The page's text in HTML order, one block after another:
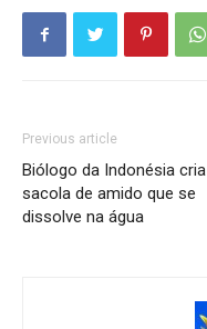
Previous article
Biólogo da Indonésia cria
sacola de amido que se
dissolve na água